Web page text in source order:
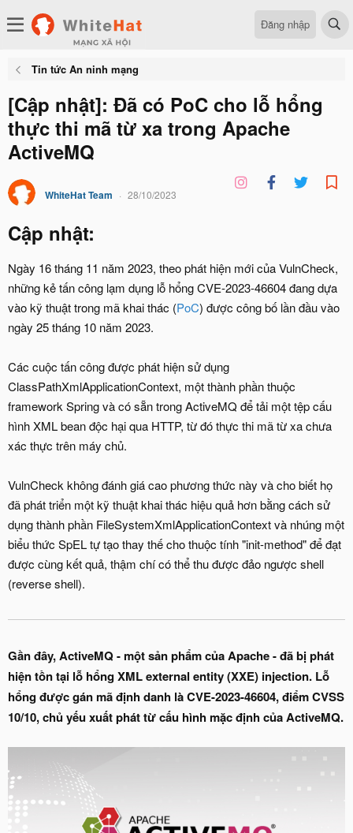
Đăng nhập
Tin tức An ninh mạng
[Cập nhật]: Đã có PoC cho lỗ hổng
thực thi mã từ xa trong Apache
ActiveMQ
WhiteHat Team 28/10/2023
Cập nhật:
Ngày 16 tháng 11 năm 2023, theo phát hiện mới của VulnCheck,
những kẻ tấn công lạm dụng lỗ hổng CVE-2023-46604 đang dựa
vào kỹ thuật trong mã khai thác (PoC) được công bố lần đầu vào
ngày 25 tháng 10 năm 2023.
Các cuộc tấn công được phát hiện sử dụng
ClassPathXmlApplicationContext, một thành phần thuộc
framework Spring và có sẵn trong ActiveMQ để tải một tệp cấu
hình XML bean độc hại qua HTTP, từ đó thực thi mã từ xa chưa
xác thực trên máy chủ.
VulnCheck không đánh giá cao phương thức này và cho biết họ
đã phát triển một kỹ thuật khai thác hiệu quả hơn bằng cách sử
dụng thành phần FileSystemXmlApplicationContext và nhúng một
biểu thức SpEL tự tạo thay thế cho thuộc tính "init-method" để đạt
được cùng kết quả, thậm chí có thể thu được đảo ngược shell
(reverse shell).
Gần đây, ActiveMQ - một sản phẩm của Apache - đã bị phát
hiện tồn tại lỗ hổng XML external entity (XXE) injection. Lỗ
hổng được gán mã định danh là CVE-2023-46604, điểm CVSS
10/10, chủ yếu xuất phát từ cấu hình mặc định của ActiveMQ.